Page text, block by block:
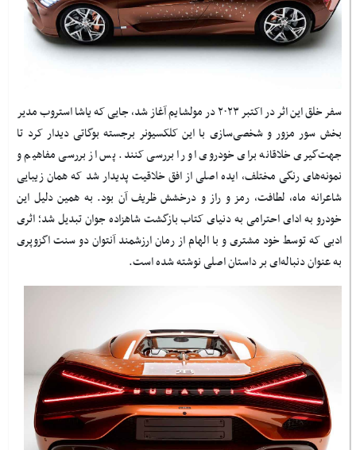
سفر خلق این اثر در اکتبر ۲۰۲۳ در مولشایم آغاز شد، جایی که یاشا استروب مدیر
بخش سور مزور و شخصی‌سازی با این کلکسیونر برجسته بوگاتی دیدار کرد تا
جهت‌گیری خلاقانه برای خودروی او را بررسی کنند. پس از بررسی مفاهیم و
نمونه‌های رنگی مختلف، ایده اصلی از افق خلاقیت پدیدار شد که همان زیبایی
شاعرانه ماه، لطافت، رمز و راز و درخشش ظریف آن بود. به همین دلیل این
خودرو به ادای احترامی به دنیای کتاب بازگشت شاهزاده جوان تبدیل شد؛ اثری
ادبی که توسط خود مشتری و با الهام از رمان ارزشمند آنتوان دو سنت اگزوپری
به عنوان دنباله‌ای بر داستان اصلی نوشته شده است.